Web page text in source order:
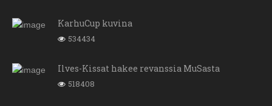
KarhuCup kuvina
534434
Ilves-Kissat hakee revanssia MuSasta
518408